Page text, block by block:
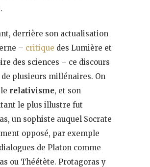
derrière son actualisation
– critique des Lumière et
des sciences – ce discours
de plusieurs millénaires. On
relativisme, et son
le plus illustre fut
un sophiste auquel Socrate
opposé, par exemple
de Platon comme
ou Théétète. Protagoras y